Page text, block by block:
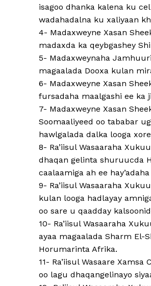
isagoo dhanka kalena ku
wadahadalna ku xaliyaan
4- Madaxweyne Xasan
madaxda ka qeybgashey
5- Madaxweynaha
magaalada Dooxa kulan
6- Madaxweyne Xasan
fursadaha maalgashi ee ka
7- Madaxweyne Xasan
Soomaaliyeed oo tababar
hawlgalada dalka looga
8- Ra’iisul Wasaaraha
dhaqan gelinta shuruucda
caalaamiga ah ee
9- Ra’iisul Wasaaraha
kulan looga hadlayay
oo sare u qaadday
10- Ra’iisul Wasaaraha
ayaa magaalada Sharm El-
Horumarinta Afrika.
11- Ra’iisul Wasaare
oo lagu dhaqangelinayo